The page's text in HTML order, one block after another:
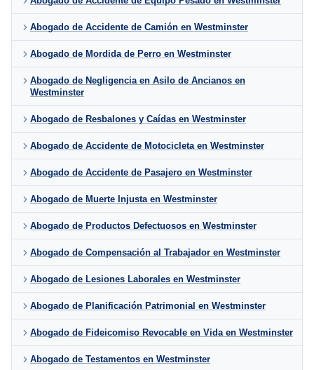
Abogado de Accidente de Camión en Westminster
Abogado de Mordida de Perro en Westminster
Abogado de Negligencia en Asilo de Ancianos en
Westminster
Abogado de Resbalones y Caídas en Westminster
Abogado de Accidente de Motocicleta en Westminster
Abogado de Accidente de Pasajero en Westminster
Abogado de Muerte Injusta en Westminster
Abogado de Productos Defectuosos en Westminster
Abogado de Compensación al Trabajador en Westminster
Abogado de Lesiones Laborales en Westminster
Abogado de Planificación Patrimonial en Westminster
Abogado de Fideicomiso Revocable en Vida en Westminster
Abogado de Testamentos en Westminster